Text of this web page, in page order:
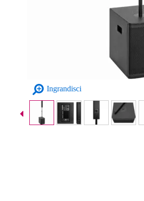
Ingrandisci